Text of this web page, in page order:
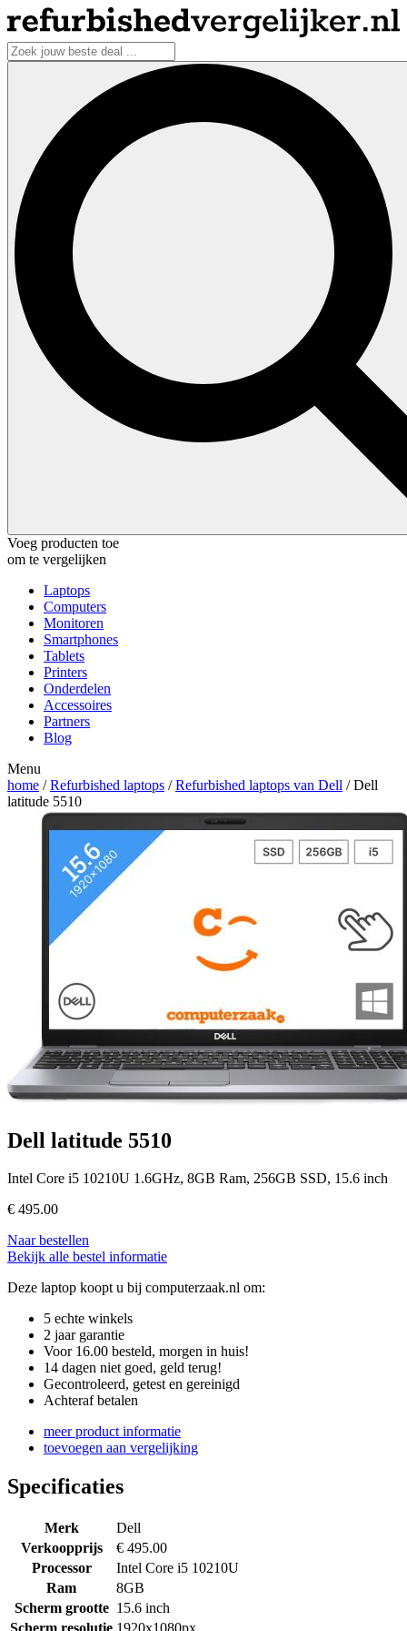
Voeg producten toe
om te vergelijken
Laptops
Computers
Monitoren
Smartphones
Tablets
Printers
Onderdelen
Accessoires
Partners
Blog
Menu
home /Refurbished laptops /Refurbished laptops van Dell / Dell
latitude 5510
Dell latitude 5510
Intel Core i5 10210U 1.6GHz, 8GB Ram, 256GB SSD, 15.6 inch
€ 495.00
Naar bestellen
Bekijk alle bestel informatie
Deze laptop koopt u bij computerzaak.nl om:
5 echte winkels
2 jaar garantie
Voor 16.00 besteld, morgen in huis!
14 dagen niet goed, geld terug!
Gecontroleerd, getest en gereinigd
Achteraf betalen
meer product informatie
toevoegen aan vergelijking
Specificaties
Merk
Dell
Verkoopprijs
€ 495.00
Processor
Intel Core i5 10210U
Ram
8GB
Scherm grootte 15.6 inch